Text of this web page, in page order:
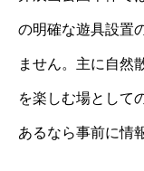
の明確な遊具設置
ません。主に自然
を楽しむ場として
あるなら事前に情